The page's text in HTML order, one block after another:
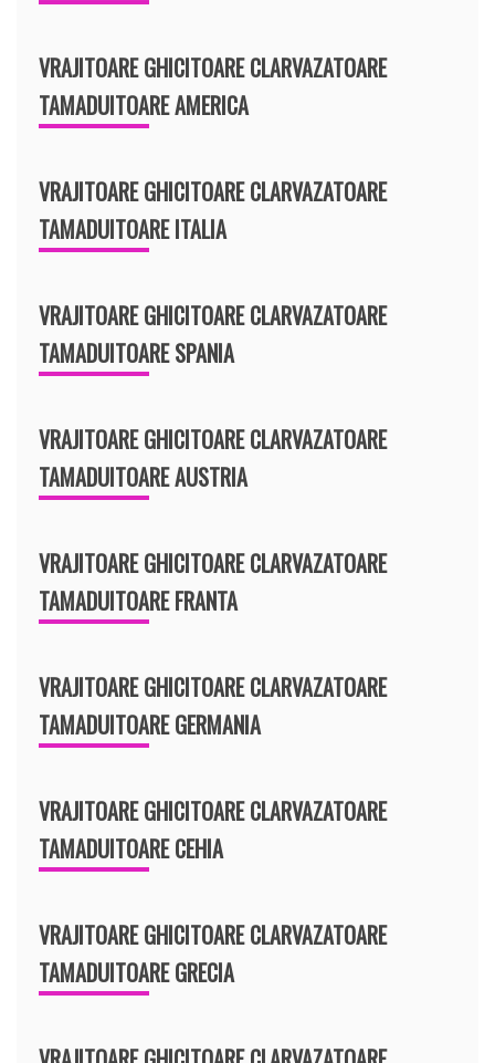
VRAJITOARE GHICITOARE CLARVAZATOARE
TAMADUITOARE AMERICA
VRAJITOARE GHICITOARE CLARVAZATOARE
TAMADUITOARE ITALIA
VRAJITOARE GHICITOARE CLARVAZATOARE
TAMADUITOARE SPANIA
VRAJITOARE GHICITOARE CLARVAZATOARE
TAMADUITOARE AUSTRIA
VRAJITOARE GHICITOARE CLARVAZATOARE
TAMADUITOARE FRANTA
VRAJITOARE GHICITOARE CLARVAZATOARE
TAMADUITOARE GERMANIA
VRAJITOARE GHICITOARE CLARVAZATOARE
TAMADUITOARE CEHIA
VRAJITOARE GHICITOARE CLARVAZATOARE
TAMADUITOARE GRECIA